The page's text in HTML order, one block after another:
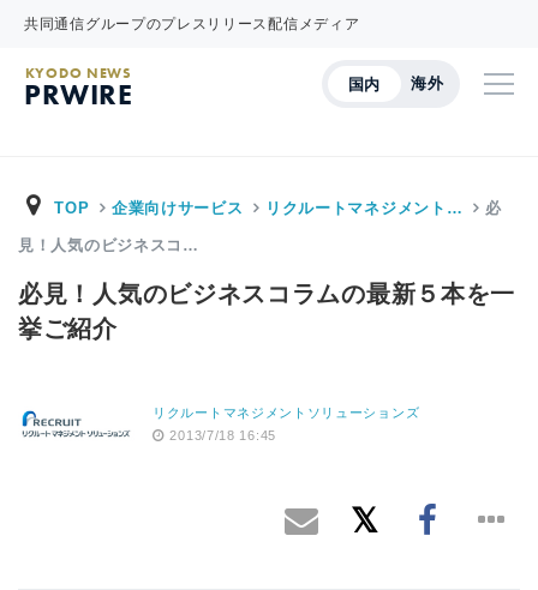
共同通信グループのプレスリリース配信メディア
国内 海外
KYODO NEWS
PRWIRE
TOP 企業向けサービス リクルートマネジメント… 必
見！人気のビジネスコ…
必見！人気のビジネスコラムの最新５本を一
挙ご紹介
リクルートマネジメントソリューションズ
2013/7/18 16:45